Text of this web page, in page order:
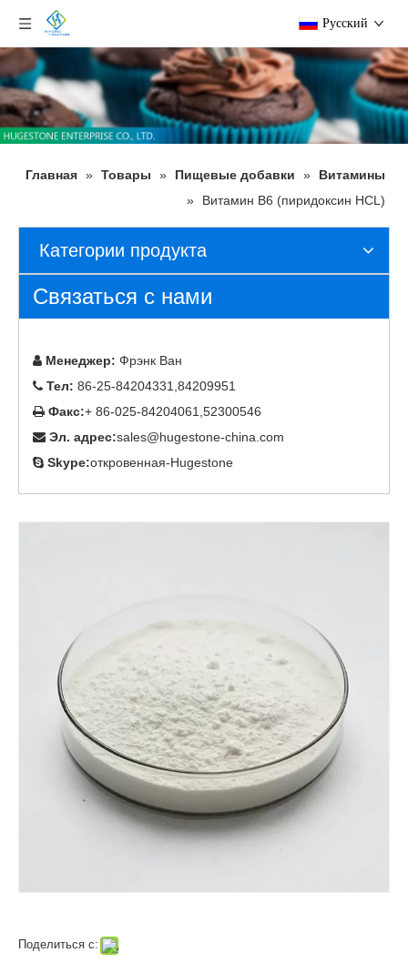
Pусский
Главная » Товары » Пищевые добавки »
Витамины
»
Витамин B6 (пиридоксин HCL)
Категории продукта
Связаться с нами
 Менеджер: Фрэнк Ван
 Тел: 86-25-84204331,84209951
 Факс:+ 86-025-84204061,52300546
 Эл. адрес:sales@hugestone-china.com
 Skype:откровенная-Hugestone
Поделиться с: